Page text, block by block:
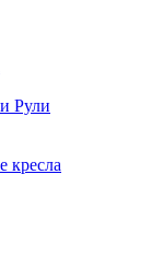
Рули
кресла